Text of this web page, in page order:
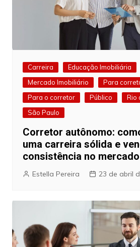
Carreira
Educação Imobiliária
Mercado Imobiliário
Para
Para o corretor
Público
Rio
São Paulo
Corretor autônomo:
uma carreira sólida e
consistência no
Estella Pereira 23 de abril